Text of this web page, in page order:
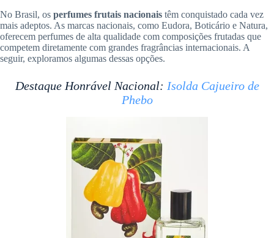
No Brasil, os perfumes frutais nacionais têm conquistado cada vez
mais adeptos. As marcas nacionais, como Eudora, Boticário e Natura,
oferecem perfumes de alta qualidade com composições frutadas que
competem diretamente com grandes fragrâncias internacionais. A
seguir, exploramos algumas dessas opções.
Destaque Honrável Nacional: Isolda Cajueiro de
Phebo